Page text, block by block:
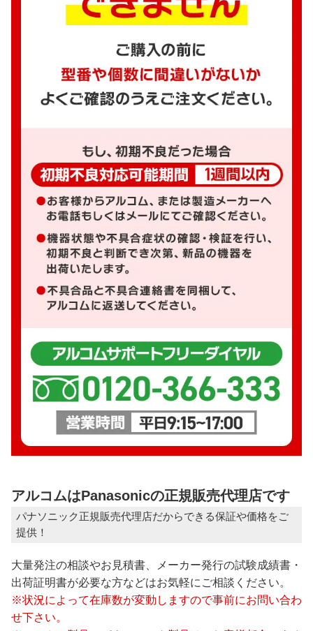
アルコムはPanasonicの正規販売代理店です
パナソニック正規販売代理店だからできる保証や価格をご
提供！
大量発注の相談やお見積書、メーカー発行の試験成績書・
出荷証明書が必要な方などはお気軽にご相談ください。
※状況によって在庫数が変動しますので事前にお問い合わ
せ下さい。